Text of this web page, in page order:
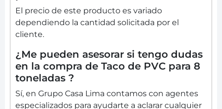
El precio de este producto es variado
dependiendo la cantidad solicitada por el
cliente.
¿Me pueden asesorar si tengo dudas
en la compra de Taco de PVC para 8
toneladas ?
Sí, en Grupo Casa Lima contamos con agentes
especializados para ayudarte a aclarar cualquier